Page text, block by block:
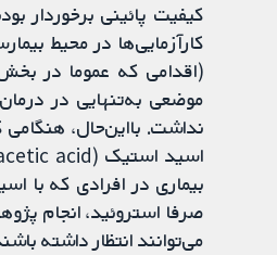
کیفیت پائینی برخوردار
کارآزمایی‌ها در محیط
(اقدامی که عموما در
موضعی به‌تنهایی در
نداشت. بااین‌حال،
بیماری در افرادی که با
صرفا استروئید، انجام
می‌توانند انتظار داشته